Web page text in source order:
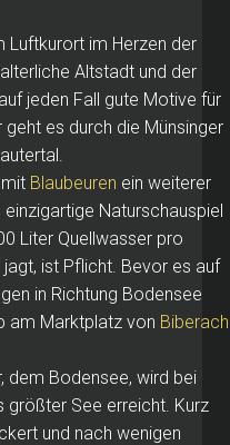
Luftkurort im Herzen der
Altstadt und der
jeden Fall gute Motive für
es durch die Münsinger
Blaubeuren ein weiterer
Naturschauspiel
Liter Quellwasser pro
jagt, ist Pflicht. Bevor es auf
in Richtung Bodensee
am Marktplatz von Biberach
dem Bodensee, wird bei
größter See erreicht. Kurz
und nach wenigen